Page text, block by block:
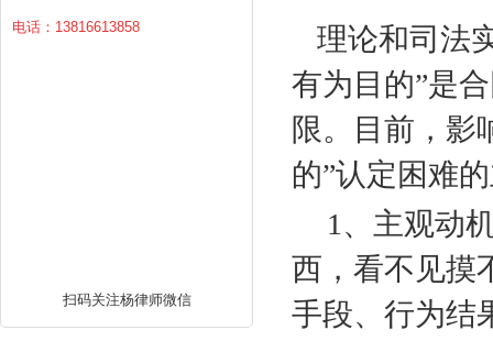
电话：13816613858
扫码关注杨律师微信
理论和司法
有为目的”是
限。目前，影
的”认定困难
1 、主观动
西，看不见摸
手段、行为结